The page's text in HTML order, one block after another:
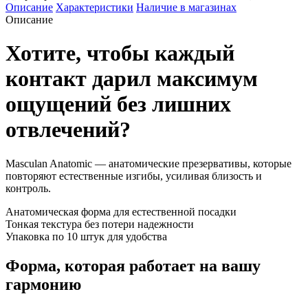
Описание Характеристики Наличие в магазинах
Описание
Хотите, чтобы каждый
контакт дарил максимум
ощущений без лишних
отвлечений?
Masculan Anatomic — анатомические презервативы, которые
повторяют естественные изгибы, усиливая близость и
контроль.
Анатомическая форма для естественной посадки
Тонкая текстура без потери надежности
Упаковка по 10 штук для удобства
Форма, которая работает на вашу
гармонию